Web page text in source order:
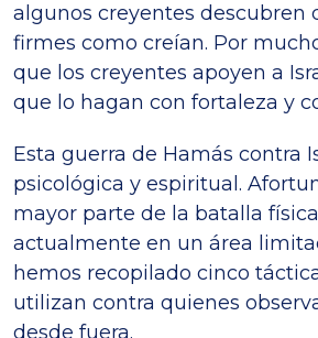
algunos creyentes descubren
firmes como creían. Por
que los creyentes apoyen a
que lo hagan con fortaleza y
Esta guerra de Hamás contra
psicológica y espiritual.
mayor parte de la batalla
actualmente en un área
hemos recopilado cinco
utilizan contra quienes
desde fuera.